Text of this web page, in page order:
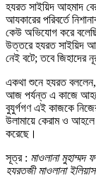
হযরত সাইয়িদ আহমাদ
আযকারের পরিবর্তে
কেউ অভিযোগ করে
উত্তরে হযরত সাইয়িদ
নেই বটে; তবে জিহাদের
একথা শুনে হযরত
আজ পর্যন্ত এ কাজে
বুযুর্গগণ এই কাজকে
উলামায়ে কেরাম ও
করেছে।
সূত্র : মাওলানা মুহাম্মদ
হযরতজী মাওলানা